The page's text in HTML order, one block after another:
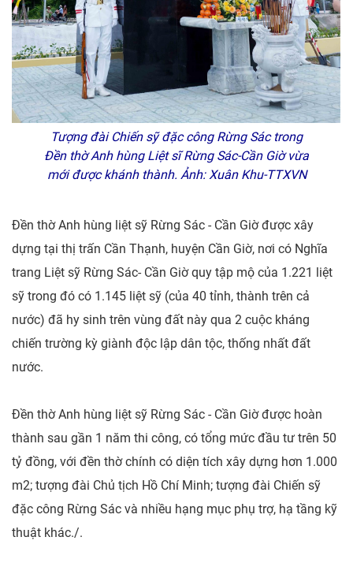
Tượng đài Chiến sỹ đặc công Rừng Sác trong
Đền thờ Anh hùng Liệt sĩ Rừng Sác-Cần Giờ vừa
mới được khánh thành. Ảnh: Xuân Khu-TTXVN
Đền thờ Anh hùng liệt sỹ Rừng Sác - Cần Giờ được xây
dựng tại thị trấn Cần Thạnh, huyện Cần Giờ, nơi có Nghĩa
trang Liệt sỹ Rừng Sác- Cần Giờ quy tập mộ của 1.221 liệt
sỹ trong đó có 1.145 liệt sỹ (của 40 tỉnh, thành trên cả
nước) đã hy sinh trên vùng đất này qua 2 cuộc kháng
chiến trường kỳ giành độc lập dân tộc, thống nhất đất
nước.
Đền thờ Anh hùng liệt sỹ Rừng Sác - Cần Giờ được hoàn
thành sau gần 1 năm thi công, có tổng mức đầu tư trên 50
tỷ đồng, với đền thờ chính có diện tích xây dựng hơn 1.000
m2; tượng đài Chủ tịch Hồ Chí Minh; tượng đài Chiến sỹ
đặc công Rừng Sác và nhiều hạng mục phụ trợ, hạ tầng kỹ
thuật khác./.